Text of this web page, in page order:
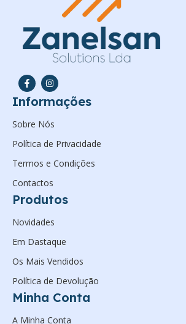
Informações
Sobre Nós
Política de Privacidade
Termos e Condições
Contactos
Produtos
Novidades
Em Dastaque
Os Mais Vendidos
Política de Devolução
Minha Conta
A Minha Conta